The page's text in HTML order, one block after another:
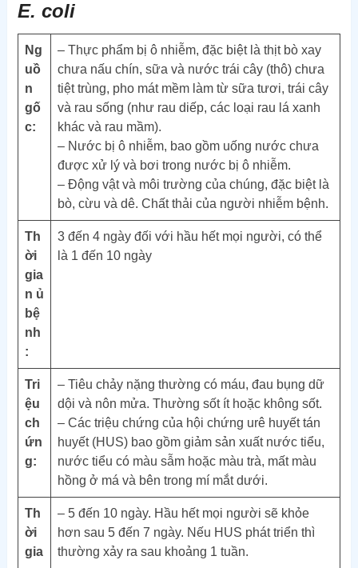
E. coli
Ng
uồ
n
gố
c:
– Thực phẩm bị ô nhiễm, đặc biệt là thịt bò xay
chưa nấu chín, sữa và nước trái cây (thô) chưa
tiệt trùng, pho mát mềm làm từ sữa tươi, trái cây
và rau sống (như rau diếp, các loại rau lá xanh
khác và rau mầm).
– Nước bị ô nhiễm, bao gồm uống nước chưa
được xử lý và bơi trong nước bị ô nhiễm.
– Động vật và môi trường của chúng, đặc biệt là
bò, cừu và dê. Chất thải của người nhiễm bệnh.
Th
ời
gia
n ủ
bệ
nh
:
3 đến 4 ngày đối với hầu hết mọi người, có thể
là 1 đến 10 ngày
Tri
ệu
ch
ứn
g:
– Tiêu chảy nặng thường có máu, đau bụng dữ
dội và nôn mửa. Thường sốt ít hoặc không sốt.
– Các triệu chứng của hội chứng urê huyết tán
huyết (HUS) bao gồm giảm sản xuất nước tiểu,
nước tiểu có màu sẫm hoặc màu trà, mất màu
hồng ở má và bên trong mí mắt dưới.
Th
ời
gia
– 5 đến 10 ngày. Hầu hết mọi người sẽ khỏe
hơn sau 5 đến 7 ngày. Nếu HUS phát triển thì
thường xảy ra sau khoảng 1 tuần.